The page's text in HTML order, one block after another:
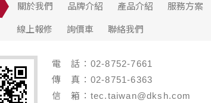
關於我們 品牌介紹 產品介紹 服務方案
線上報修 詢價車 聯絡我們
電 話：02-8752-7661
傳 真：02-8751-6363
信 箱：tec.taiwan@dksh.com